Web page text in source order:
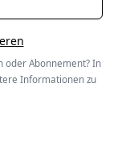
oder Abonnement? In
Informationen zu